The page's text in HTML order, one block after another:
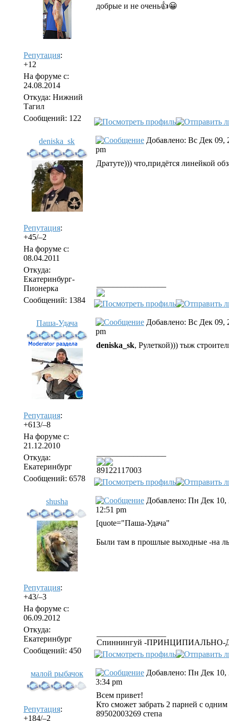
Репутация:
+12
На форуме с:
24.08.2014
Откуда: Нижний
Тагил
Сообщений: 122
добрые и не очень👍😀
deniska_sk
Репутация:
+45/–2
На форуме с:
08.04.2011
Откуда:
Екатеринбург-
Пионерка
Сообщений: 1384
Добавлено: Вс Дек 09,
pm
Дратуте))) что,придётся линейкой
Паша-Удача
Репутация:
+613/–8
На форуме с:
21.12.2010
Откуда:
Екатеринбург
Сообщений: 6578
Добавлено: Вс Дек 09,
pm
deniska_sk, Рулеткой))) тыж
89122117003
shusha
Репутация:
+43/–3
На форуме с:
06.09.2012
Откуда:
Екатеринбург
Сообщений: 450
Добавлено: Пн Дек 10,
12:51 pm
[quote="Паша-Удача"
Были там в прошлые выходные -на
Спиннингуй -ПРИНЦИПИАЛЬНО-До
малой рыбачок
Репутация:
+184/–2
Добавлено: Пн Дек 10,
3:34 pm
Всем привет!
Кто сможет забрать 2 парней с
89502003269 степа